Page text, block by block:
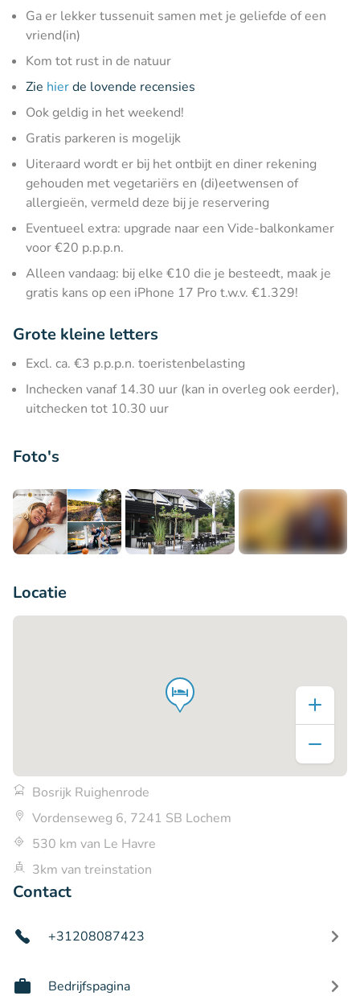
Ga er lekker tussenuit samen met je geliefde of een
vriend(in)
Kom tot rust in de natuur
Zie hierde lovende recensies
Ook geldig in het weekend!
Gratis parkeren is mogelijk
Uiteraard wordt er bij het ontbijt en diner rekening
gehouden met vegetariërs en (di)eetwensen of
allergieën, vermeld deze bij je reservering
Eventueel extra: upgrade naar een Vide-balkonkamer
voor €20 p.p.p.n.
Alleen vandaag: bij elke €10 die je besteedt, maak je
gratis kans op een iPhone 17 Pro t.w.v. €1.329!
Grote kleine letters
Excl. ca. €3 p.p.p.n. toeristenbelasting
Inchecken vanaf 14.30 uur (kan in overleg ook eerder),
uitchecken tot 10.30 uur
Foto's
Locatie
Bosrijk Ruighenrode
Vordenseweg 6, 7241 SB Lochem
530 km van Le Havre
3km van treinstation
Contact
+31208087423
Bedrijfspagina